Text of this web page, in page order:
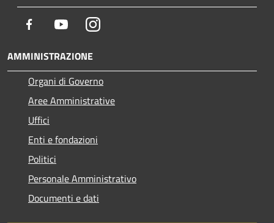
Facebook YoutubeInstagram
AMMINISTRAZIONE
Organi di Governo
Aree Amministrative
Uffici
Enti e fondazioni
Politici
Personale Amministrativo
Documenti e dati